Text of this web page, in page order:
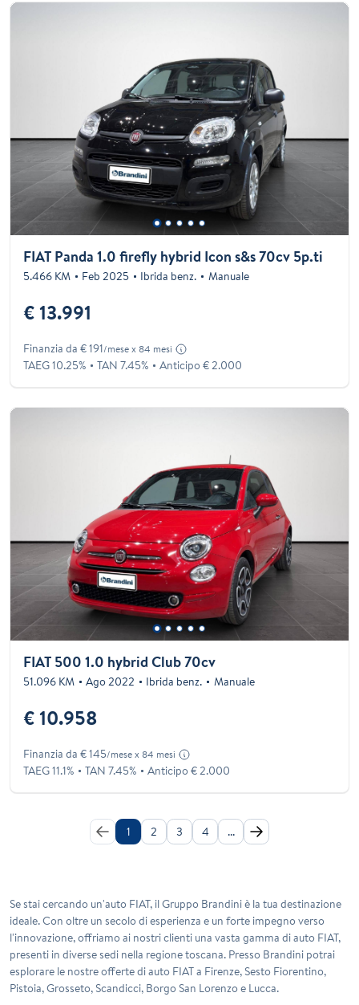
FIAT Panda 1.0 firefly hybrid Icon s&s 70cv 5p.ti
5.466 KM Feb 2025 Ibrida benz. Manuale
€ 13.991
Finanzia da € 191/mese x 84 mesi
TAEG 10.25% TAN 7.45% Anticipo € 2.000
FIAT 500 1.0 hybrid Club 70cv
51.096 KM Ago 2022 Ibrida benz. Manuale
€ 10.958
Finanzia da € 145/mese x 84 mesi
TAEG 11.1% TAN 7.45% Anticipo € 2.000
1 2 3 4 ...
Se stai cercando un'auto FIAT, il Gruppo Brandini è la tua destinazione
ideale. Con oltre un secolo di esperienza e un forte impegno verso
l'innovazione, offriamo ai nostri clienti una vasta gamma di auto FIAT,
presenti in diverse sedi nella regione toscana. Presso Brandini potrai
esplorare le nostre offerte di auto FIAT a Firenze, Sesto Fiorentino,
Pistoia, Grosseto, Scandicci, Borgo San Lorenzo e Lucca.